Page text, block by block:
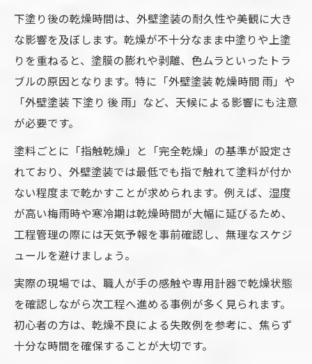
下塗り後の乾燥時間は、外壁塗装の耐久性や美観に大き
な影響を及ぼします。乾燥が不十分なまま中塗りや上塗
りを重ねると、塗膜の膨れや剥離、色ムラといったトラ
ブルの原因となります。特に「外壁塗装 乾燥時間 雨」や
「外壁塗装 下塗り 後 雨」など、天候による影響にも注意
が必要です。
塗料ごとに「指触乾燥」と「完全乾燥」の基準が設定さ
れており、外壁塗装では最低でも指で触れて塗料が付か
ない程度まで乾かすことが求められます。例えば、湿度
が高い梅雨時や寒冷期は乾燥時間が大幅に延びるため、
工程管理の際には天気予報を事前確認し、無理なスケジ
ュールを避けましょう。
実際の現場では、職人が手の感触や専用計器で乾燥状態
を確認しながら次工程へ進める事例が多く見られます。
初心者の方は、乾燥不良による失敗例を参考に、焦らず
十分な時間を確保することが大切です。